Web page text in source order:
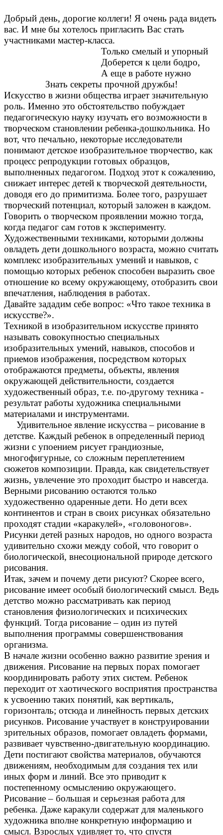
Добрый день, дорогие коллеги! Я очень рада видеть
вас. И мне бы хотелось пригласить Вас стать
участниками мастер-класса.
Только смелый и упорный
Доберется к цели бодро,
А еще в работе нужно
Знать секреты прочной дружбы!
Искусство в жизни общества играет значительную
роль. Именно это обстоятельство побуждает
педагогическую науку изучать его возможности в
творческом становлении ребенка-дошкольника. Но
вот, что печально, некоторые исследователи
понимают детское изобразительное творчество, как
процесс репродукции готовых образцов,
выполненных педагогом. Подход этот к сожалению,
снижает интерес детей к творческой деятельности,
доводя его до примитизма. Более того, разрушает
творческий потенциал, который заложен в каждом.
Говорить о творческом проявлении можно тогда,
когда педагог сам готов к эксперименту.
Художественными техниками, которыми должны
овладеть дети дошкольного возраста, можно считать
комплекс изобразительных умений и навыков, с
помощью которых ребенок способен выразить свое
отношение ко всему окружающему, отобразить свои
впечатления, наблюдения в работах.
Давайте зададим себе вопрос: «Что такое техника в
искусстве?».
Техникой в изобразительном искусстве принято
называть совокупностью специальных
изобразительных умений, навыков, способов и
приемов изображения, посредством которых
отображаются предметы, объекты, явления
окружающей действительности, создается
художественный образ, т.е. по-другому техника -
результат работы художника специальными
материалами и инструментами.
Удивительное явление искусства – рисование в
детстве. Каждый ребенок в определенный период
жизни с упоением рисует грандиозные,
многофигурные, со сложным переплетением
сюжетов композиции. Правда, как свидетельствует
жизнь, увлечение это проходит быстро и навсегда.
Верными рисованию остаются только
художественно одаренные дети. Но дети всех
континентов и стран в своих рисунках обязательно
проходят стадии «каракулей», «головоногов».
Рисунки детей разных народов, но одного возраста
удивительно схожи между собой, что говорит о
биологической, внесоциональной природе детского
рисования.
Итак, зачем и почему дети рисуют? Скорее всего,
рисование имеет особый биологический смысл. Ведь
детство можно рассматривать как период
становления физиологических и психических
функций. Тогда рисование – один из путей
выполнения программы совершенствования
организма.
В начале жизни особенно важно развитие зрения и
движения. Рисование на первых порах помогает
координировать работу этих систем. Ребенок
переходит от хаотического восприятия пространства
к усвоению таких понятий, как вертикаль,
горизонталь; отсюда и линейность первых детских
рисунков. Рисование участвует в конструировании
зрительных образов, помогает овладеть формами,
развивает чувственно-двигательную координацию.
Дети постигают свойства материалов, обучаются
движениям, необходимым для создания тех или
иных форм и линий. Все это приводит к
постепенному осмыслению окружающего.
Рисование – большая и серьезная работа для
ребенка. Даже каракули содержат для маленького
художника вполне конкретную информацию и
смысл. Взрослых удивляет то, что спустя